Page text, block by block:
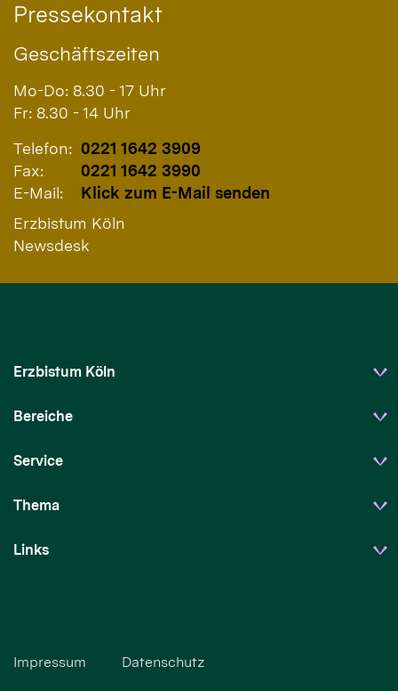
Pressekontakt
Geschäftszeiten
Mo-Do: 8.30 - 17 Uhr
Fr: 8.30 - 14 Uhr
Telefon: 0221 1642 3909
Fax:
0221 1642 3990
E-Mail:
Klick zum E-Mail senden
Erzbistum Köln
Newsdesk
Erzbistum Köln
Bereiche
Service
Thema
Links
Impressum Datenschutz